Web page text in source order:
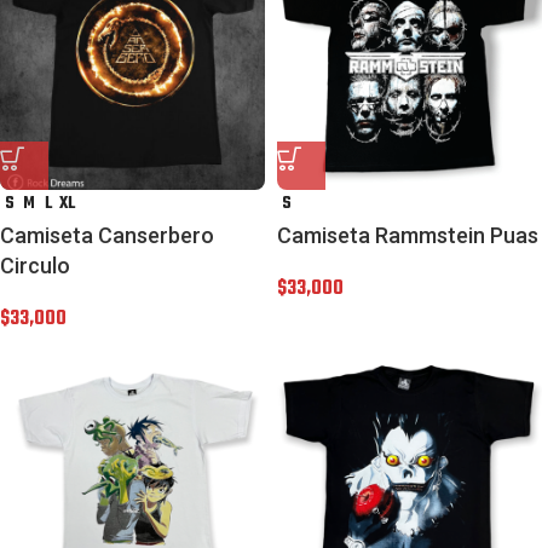
S M L XL
Camiseta Canserbero
Circulo
$33,000
S
Camiseta Rammstein Puas
$33,000